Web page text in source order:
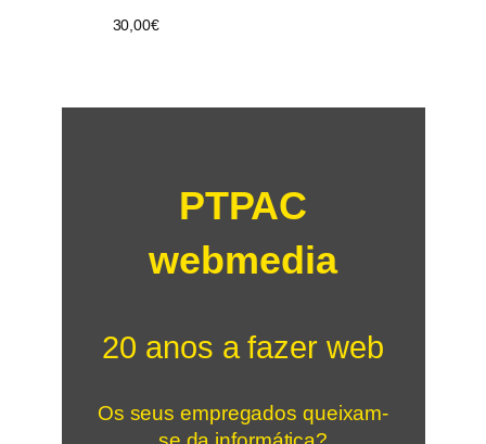
30,00€
PTPAC
webmedia
20 anos a fazer web
Os seus empregados queixam-